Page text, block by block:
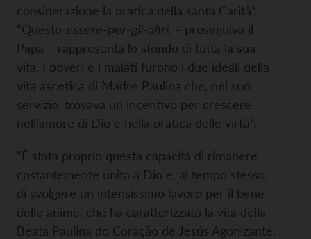
considerazione la pratica della santa Carità”.
“Questo essere-per-gli-altri, – proseguiva il
Papa – rappresenta lo sfondo di tutta la sua
vita. I poveri e i malati furono i due ideali della
vita ascetica di Madre Paulina che, nel suo
servizio, trovava un incentivo per crescere
nell’amore di Dio e nella pratica delle virtù”.
“È stata proprio questa capacità di rimanere
costantemente unita a Dio e, al tempo stesso,
di svolgere un intensissimo lavoro per il bene
delle anime, che ha caratterizzato la vita della
Beata Paulina do Coração de Jesús Agonizante.